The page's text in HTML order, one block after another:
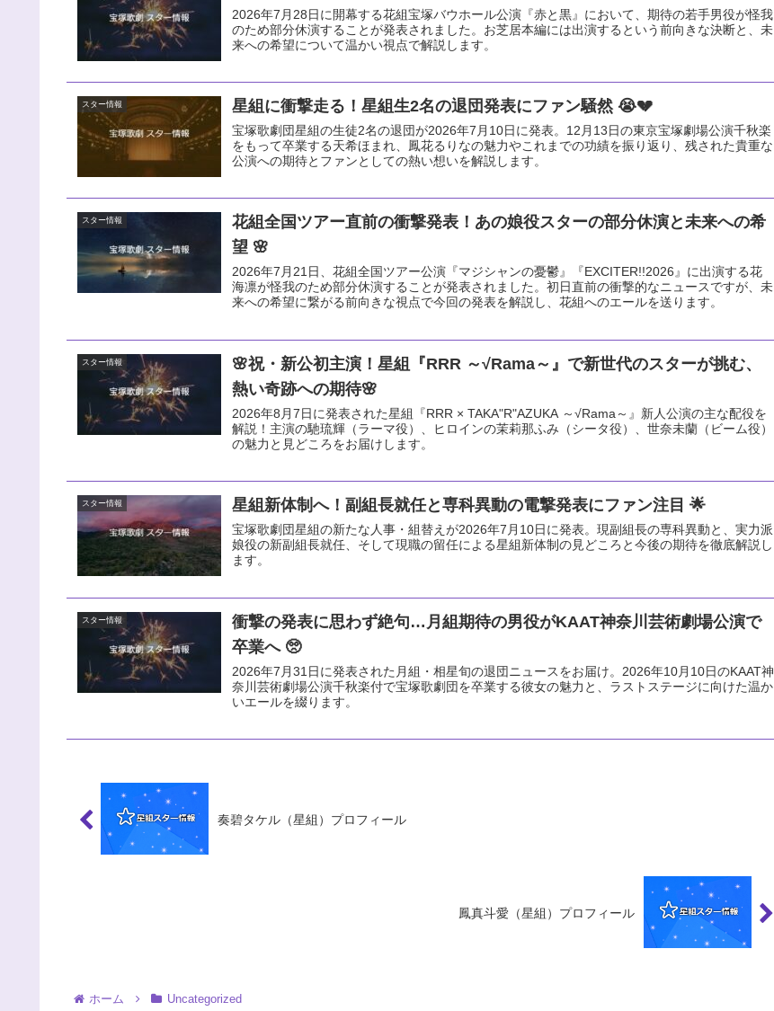
2026年7月28日に開幕する花組宝塚バウホール公演『赤と黒』において、期待の若手男役が怪我
のため部分休演することが発表されました。お芝居本編には出演するという前向きな決断と、未
来への希望について温かい視点で解説します。
スター情報 星組に衝撃走る！星組生2名の退団発表にファン騒然 😭💔
宝塚歌劇団星組の生徒2名の退団が2026年7月10日に発表。12月13日の東京宝塚劇場公演千秋楽
をもって卒業する天希ほまれ、鳳花るりなの魅力やこれまでの功績を振り返り、残された貴重な
公演への期待とファンとしての熱い想いを解説します。
スター情報
花組全国ツアー直前の衝撃発表！あの娘役スターの部分休演と未来への希
望 🌸
2026年7月21日、花組全国ツアー公演『マジシャンの憂鬱』『EXCITER!!2026』に出演する花
海凛が怪我のため部分休演することが発表されました。初日直前の衝撃的なニュースですが、未
来への希望に繋がる前向きな視点で今回の発表を解説し、花組へのエールを送ります。
スター情報
🌸祝・新公初主演！星組『RRR ～√Rama～』で新世代のスターが挑む、
熱い奇跡への期待🌸
2026年8月7日に発表された星組『RRR × TAKA"R"AZUKA ～√Rama～』新人公演の主な配役を
解説！主演の馳琉輝（ラーマ役）、ヒロインの茉莉那ふみ（シータ役）、世奈未蘭（ビーム役）
の魅力と見どころをお届けします。
スター情報 星組新体制へ！副組長就任と専科異動の電撃発表にファン注目 🌟
宝塚歌劇団星組の新たな人事・組替えが2026年7月10日に発表。現副組長の専科異動と、実力派
娘役の新副組長就任、そして現職の留任による星組新体制の見どころと今後の期待を徹底解説し
ます。
スター情報
衝撃の発表に思わず絶句…月組期待の男役がKAAT神奈川芸術劇場公演で
卒業へ 🥺
2026年7月31日に発表された月組・相星旬の退団ニュースをお届け。2026年10月10日のKAAT神
奈川芸術劇場公演千秋楽付で宝塚歌劇団を卒業する彼女の魅力と、ラストステージに向けた温か
いエールを綴ります。
奏碧タケル（星組）プロフィール
鳳真斗愛（星組）プロフィール
ホーム Uncategorized